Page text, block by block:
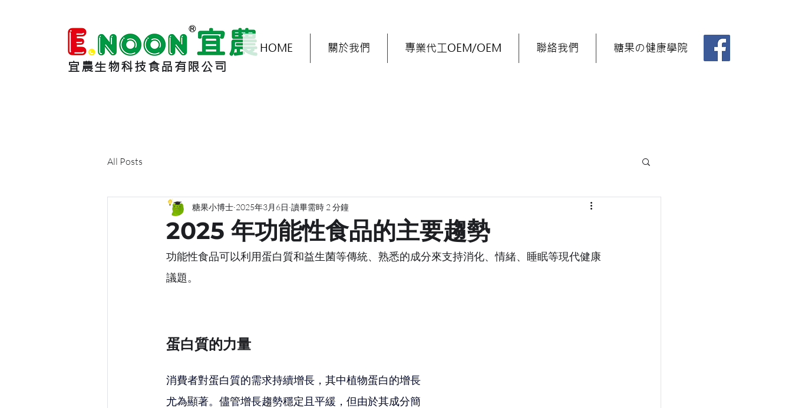
宜農生物科技食品有限公司
HOME 關於我們 專業代工OEM/OEM 聯絡我們 糖果の健康學院
All Posts
2025 年功能性食品的主要趨勢
糖果小博士 2025年3月6日 讀畢需時 2 分鐘
功能性食品可以利用蛋白質和益生菌等傳統、熟悉的成分來支持消化、情緒、睡眠等現代健康
議題。
蛋白質的力量
消費者對蛋白質的需求持續增長，其中植物蛋白的增長
尤為顯著。儘管增長趨勢穩定且平緩，但由於其成分簡